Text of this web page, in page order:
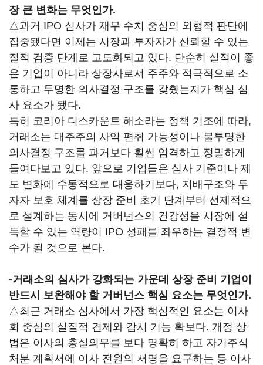
장 큰 변화는 무엇인가.
△과거 IPO 심사가 재무 수치 중심의 외형적 판단에
집중됐다면 이제는 시장과 투자자가 신뢰할 수 있는
질적 검증 단계로 고도화되고 있다. 단순히 실적이 좋
은 기업이 아니라 상장사로서 주주와 적극적으로 소
통하고 투명한 의사결정 구조를 갖췄는지가 핵심 심
사 요소가 됐다.
특히 코리아 디스카운트 해소라는 정책 기조에 따라,
거래소는 대주주의 사익 편취 가능성이나 불투명한
의사결정 구조를 과거보다 훨씬 엄격하고 정밀하게
들여다보고 있다. 앞으로 기업들은 심사 기준이나 제
도 변화에 수동적으로 대응하기보다, 지배구조와 투
자자 보호 체계를 상장 준비 초기 단계부터 선제적으
로 설계하는 동시에 거버넌스의 건강성을 시장에 설
득할 수 있는 역량이 IPO 성패를 좌우하는 결정적 변
수가 될 것으로 본다.
-거래소의 심사가 강화되는 가운데 상장 준비 기업이
반드시 보완해야 할 거버넌스 핵심 요소는 무엇인가.
△최근 거래소 심사에서 가장 핵심적인 요소는 이사
회 중심의 실질적 견제와 감시 기능 확보다. 개정 상
법은 이사의 충실의무를 보다 명확히 하고 자기주식
처분 계획서에 이사 전원의 서명을 요구하는 등 이사